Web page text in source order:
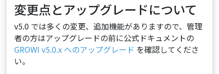
変更点とアップグレードについて
v5.0 では多くの変更、追加機能がありますので、管理
者の方はアップグレードの前に公式ドキュメントの
GROWI v5.0.x へのアップグレード を確認してくださ
い。